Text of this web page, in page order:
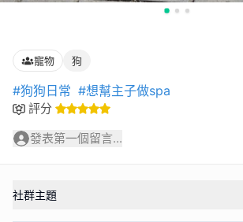
寵物 狗
#狗狗日常 #想幫主子做spa
評分
發表第一個留言...
社群主題